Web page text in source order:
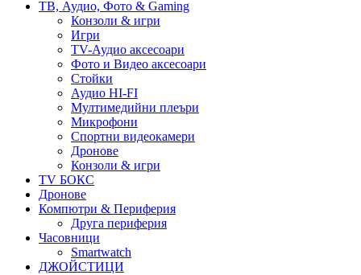
ТВ, Аудио, Фото & Gaming
Конзоли & игри
Игри
TV-Аудио аксесоари
Фото и Видео аксесоари
Стойки
Аудио HI-FI
Мултимедийни плеъри
Микрофони
Спортни видеокамери
Дронове
Конзоли & игри
TV БОКС
Дронове
Компютри & Периферия
Друга периферия
Часовници
Smartwatch
ДЖОЙСТИЦИ